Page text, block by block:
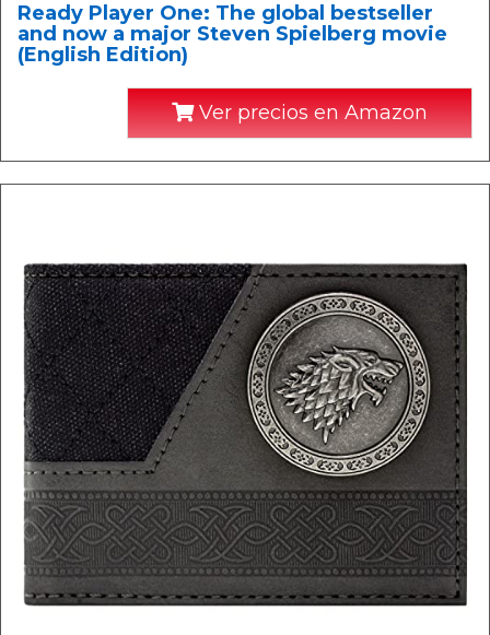
Ready Player One: The global bestseller
and now a major Steven Spielberg movie
(English Edition)
Ver precios en Amazon